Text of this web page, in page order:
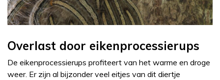
Overlast door eikenprocessierups
De eikenprocessierups profiteert van het warme en droge
weer. Er zijn al bijzonder veel eitjes van dit diertje